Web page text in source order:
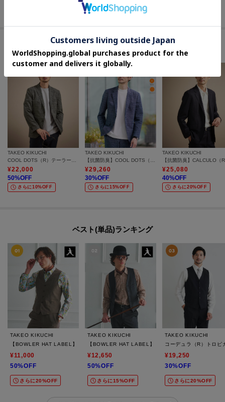
さらに20%OFF
#軽量で着回しが効くアウター
TAKEO KIKUCHI
¥22,000
50%OFF
さらに10%OFF
TAKEO KIKUCHI
¥29,260
30%OFF
さらに15%OFF
TAKEO KIKUCHI
¥25,080
40%OFF
さらに20%OFF
ベスト(単品)ランキング
TAKEO KIKUCHI
【BOWLER HAT LABEL】TWトロピカルシャンブレー JAZZベスト
¥11,000
50%OFF
さらに20%OFF
TAKEO KIKUCHI
【BOWLER HAT LABEL】ピンヘッドジャージ べスト
¥12,650
50%OFF
さらに15%OFF
TAKEO KIKUCHI
コーデュラ（R）トロピ
¥19,250
30%OFF
さらに20%OFF